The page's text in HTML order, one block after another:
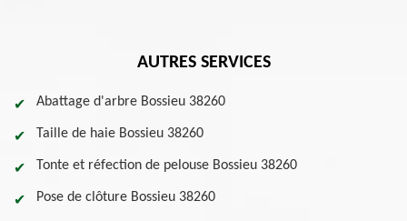
AUTRES SERVICES
Abattage d'arbre Bossieu 38260
Taille de haie Bossieu 38260
Tonte et réfection de pelouse Bossieu 38260
Pose de clôture Bossieu 38260